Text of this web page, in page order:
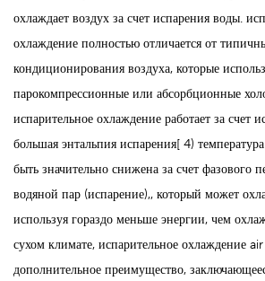
охлаждает воздух за счет испарения воды.
охлаждение полностью отличается от
кондиционирования воздуха, которые
парокомпрессионные или абсорбционные
испарительное охлаждение работает за счет
большая энтальпия испарения[ 4)
быть значительно снижена за счет фазового
водяной пар (испарение),, который может
используя гораздо меньше энергии, чем
сухом климате, испарительное охлаждение
дополнительное преимущество,